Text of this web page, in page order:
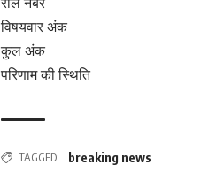
विषयवार अंक
कुल अंक
परिणाम की स्थिति
TAGGED: breaking news